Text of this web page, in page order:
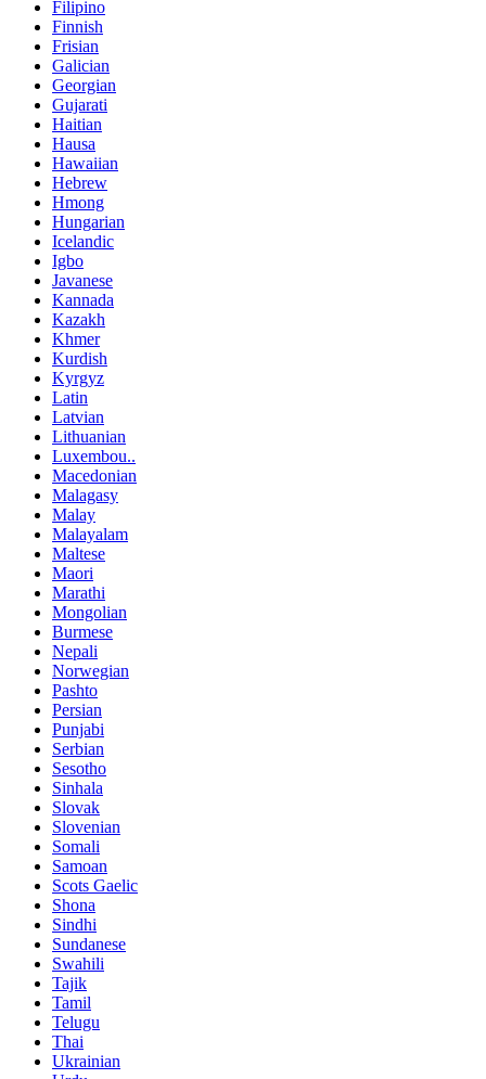
Filipino
Finnish
Frisian
Galician
Georgian
Gujarati
Haitian
Hausa
Hawaiian
Hebrew
Hmong
Hungarian
Icelandic
Igbo
Javanese
Kannada
Kazakh
Khmer
Kurdish
Kyrgyz
Latin
Latvian
Lithuanian
Luxembou..
Macedonian
Malagasy
Malay
Malayalam
Maltese
Maori
Marathi
Mongolian
Burmese
Nepali
Norwegian
Pashto
Persian
Punjabi
Serbian
Sesotho
Sinhala
Slovak
Slovenian
Somali
Samoan
Scots Gaelic
Shona
Sindhi
Sundanese
Swahili
Tajik
Tamil
Telugu
Thai
Ukrainian